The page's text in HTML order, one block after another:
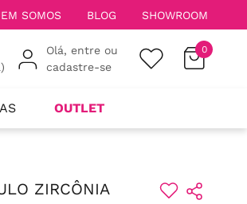
SOMOS BLOG SHOWROOM
Olá, entre ou
cadastre-se
0
OUTLET
ZIRCÔNIA